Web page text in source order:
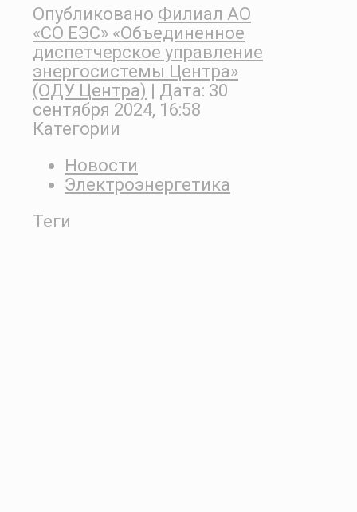
Опубликовано Филиал АО
«СО ЕЭС» «Объединенное
диспетчерское управление
энергосистемы Центра»
(ОДУ Центра) | Дата: 30
сентября 2024, 16:58
Категории
Новости
Электроэнергетика
Теги